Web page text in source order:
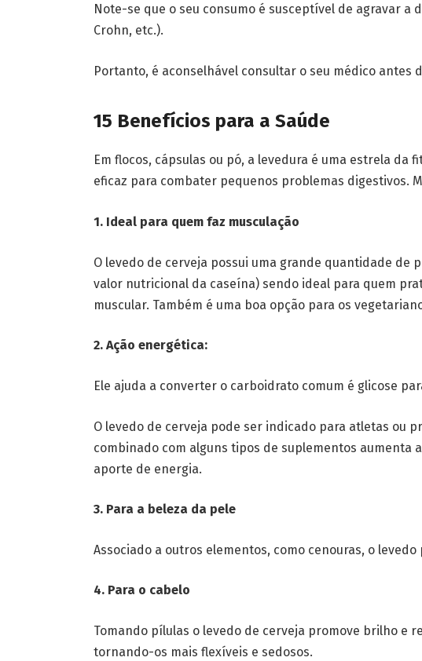
Note-se que o seu consumo é susceptível de agravar
Crohn, etc.).
Portanto, é aconselhável consultar o seu médico antes
15 Benefícios para a Saúde
Em flocos, cápsulas ou pó, a levedura é uma estrela
eficaz para combater pequenos problemas digestivos.
1. Ideal para quem faz musculação
O levedo de cerveja possui uma grande quantidade de
valor nutricional da caseína) sendo ideal para quem
muscular. Também é uma boa opção para os
2. Ação energética:
Ele ajuda a converter o carboidrato comum é glicose
O levedo de cerveja pode ser indicado para atletas ou
combinado com alguns tipos de suplementos aumenta
aporte de energia.
3. Para a beleza da pele
Associado a outros elementos, como cenouras, o
4. Para o cabelo
Tomando pílulas o levedo de cerveja promove brilho e
tornando-os mais flexíveis e sedosos.